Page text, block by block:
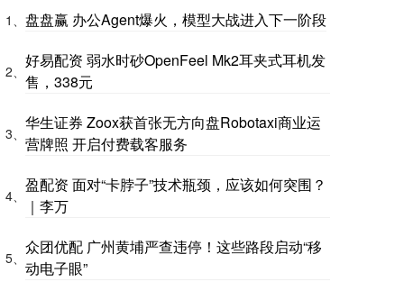
1、 盘盘赢 办公Agent爆火，模型大战进入下一阶段
2、
好易配资 弱水时砂OpenFeel Mk2耳夹式耳机发
售，338元
3、
华生证券 Zoox获首张无方向盘Robotaxi商业运
营牌照 开启付费载客服务
4、
盈配资 面对“卡脖子”技术瓶颈，应该如何突围？
｜李万
5、
众团优配 广州黄埔严查违停！这些路段启动“移
动电子眼”